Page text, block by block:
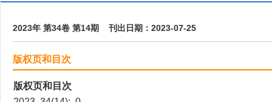
2023年 第34卷 第14期 刊出日期：2023-07-25
版权页和目次
版权页和目次